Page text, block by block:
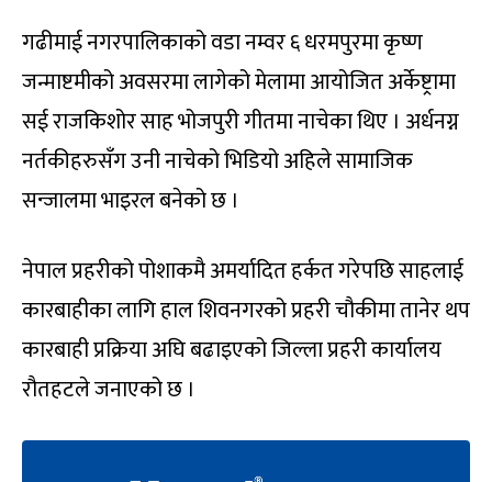
गढीमाई नगरपालिकाको वडा नम्वर ६ धरमपुरमा कृष्ण
जन्माष्टमीको अवसरमा लागेको मेलामा आयोजित अर्केष्ट्रामा
सई राजकिशोर साह भोजपुरी गीतमा नाचेका थिए । अर्धनग्न
नर्तकीहरुसँग उनी नाचेको भिडियो अहिले सामाजिक
सन्जालमा भाइरल बनेको छ ।
नेपाल प्रहरीको पोशाकमै अमर्यादित हर्कत गरेपछि साहलाई
कारबाहीका लागि हाल शिवनगरको प्रहरी चौकीमा तानेर थप
कारबाही प्रक्रिया अघि बढाइएको जिल्ला प्रहरी कार्यालय
रौतहटले जनाएको छ ।